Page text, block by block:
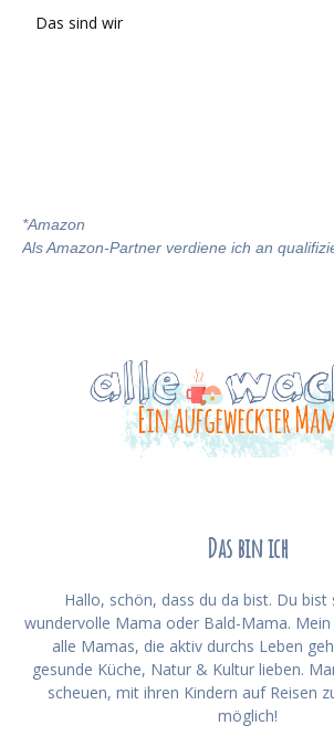
Das sind wir
*Amazon
Als Amazon-Partner verdiene ich an
Das bin ich
Hallo, schön, dass du da bist. Du bist
wundervolle Mama oder Bald-Mama.
alle Mamas, die aktiv durchs Leben
gesunde Küche, Natur & Kultur lieben.
scheuen, mit ihren Kindern auf Reisen
möglich!